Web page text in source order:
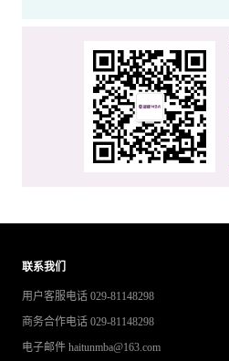
联系我们
用户客服电话 029-81148298
商务合作电话 029-81148298
电子邮件 haitunmba@163.com